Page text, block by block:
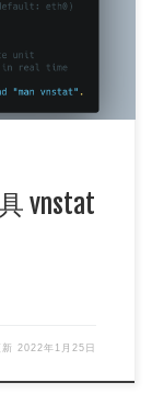
vnstat
新 2022年1月25日